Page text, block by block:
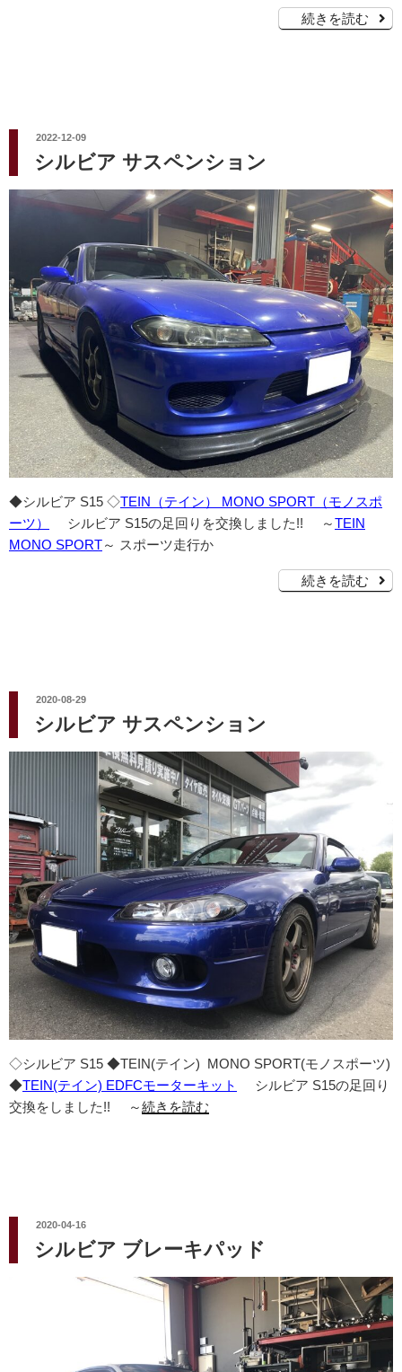
続きを読む
投
稿
日:
2022-12-09
シルビア サスペンション
◆シルビア S15 ◇TEIN（テイン） MONO SPORT（モノスポ
ーツ）
シルビア S15の足回りを交換しました!! ～TEIN
MONO SPORT～ スポーツ走行か
続きを読む
投
稿
日:
2020-08-29
シルビア サスペンション
◇シルビア S15 ◆TEIN(テイン) MONO SPORT(モノスポーツ)
◆TEIN(テイン) EDFCモーターキット
シルビア S15の足回り
交換をしました!! ～続きを読む
投
稿
日:
2020-04-16
シルビア ブレーキパッド